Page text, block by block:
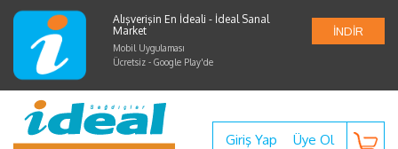
Alışverişin En İdeali - İdeal Sanal
Market
Mobil Uygulaması
Ücretsiz - Google Play'de
İNDİR
Giriş Yap Üye Ol